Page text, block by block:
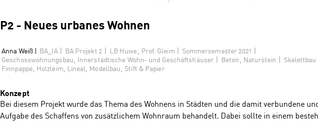
P2 - Neues urbanes Wohnen
Anna Weiß | BA_IA| BA Projekt 2 | LB Huwe, Prof. Gleim | Sommersemester 2021 |
Geschosswohnungsbau, Innerstädtische Wohn- und Geschäftshäuser | Beton, Naturstein | Skelettbau
Finnpappe, Holzleim, Lineal, Modellbau, Stift & Papier
Konzept
Bei diesem Projekt wurde das Thema des Wohnens in Städten und die damit verbundene
Aufgabe des Schaffens von zusätzlichem Wohnraum behandelt. Dabei sollte in einem